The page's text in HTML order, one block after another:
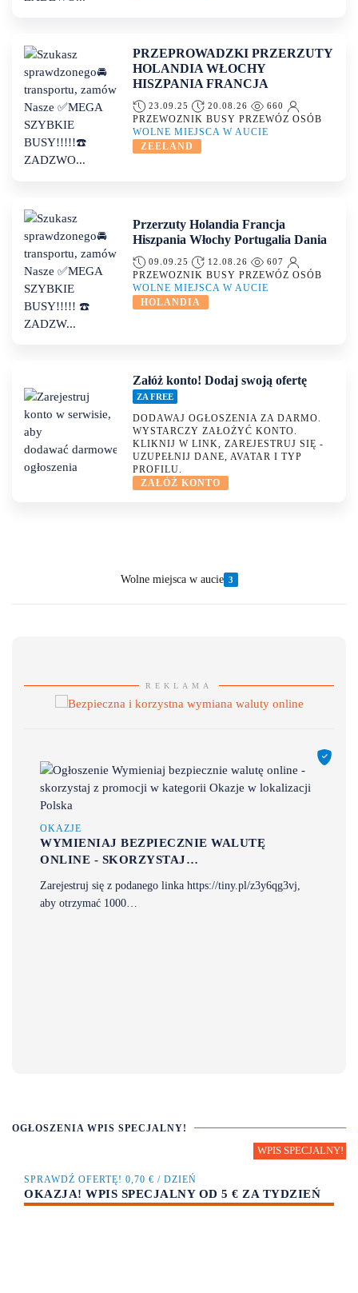
PRZEPROWADZKI PRZERZUTY
HOLANDIA WŁOCHY
HISZPANIA FRANCJA
23.09.25 20.08.26 660
PRZEWOZNIK BUSY PRZEWÓZ OSÓB
WOLNE MIEJSCA W AUCIE
ZEELAND
Przerzuty Holandia Francja
Hiszpania Włochy Portugalia Dania
09.09.25 12.08.26 607
PRZEWOZNIK BUSY PRZEWÓZ OSÓB
WOLNE MIEJSCA W AUCIE
HOLANDIA
Załóż konto! Dodaj swoją ofertę
ZA FREE
DODAWAJ OGŁOSZENIA ZA DARMO.
WYSTARCZY ZAŁOŻYĆ KONTO.
KLIKNIJ W LINK, ZAREJESTRUJ SIĘ -
UZUPEŁNIJ DANE, AVATAR I TYP
PROFILU.
ZAŁÓŻ KONTO
Wolne miejsca w aucie 3
REKLAMA
OKAZJE
WYMIENIAJ BEZPIECZNIE WALUTĘ
ONLINE - SKORZYSTAJ…
Zarejestruj się z podanego linka https://tiny.pl/z3y6qg3vj,
aby otrzymać 1000…
OGŁOSZENIA WPIS SPECJALNY!
SPRAWDŹ OFERTĘ! 0,70 € / DZIEŃ
OKAZJA! WPIS SPECJALNY OD 5 € ZA TYDZIEŃ